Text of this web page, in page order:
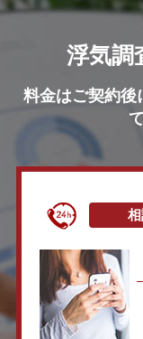
浮気調
料金はご契約後